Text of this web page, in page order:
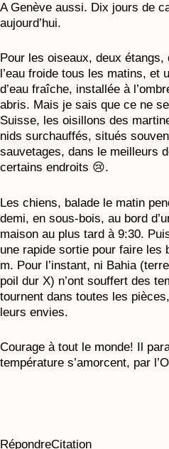
A Genève aussi. Dix jours de
aujourd’hui.
Pour les oiseaux, deux
l’eau froide tous les matins, et
d’eau fraîche, installée à
abris. Mais je sais que ce ne
Suisse, les oisillons des
nids surchauffés, situés
sauvetages, dans le meilleurs
certains endroits 😢.
Les chiens, balade le matin
demi, en sous-bois, au bord
maison au plus tard à 9:30.
une rapide sortie pour faire les
m. Pour l’instant, ni Bahia
poil dur X) n’ont souffert des
tournent dans toutes les
leurs envies.
Courage à tout le monde! Il
température s’amorcent, par
RépondreCitation